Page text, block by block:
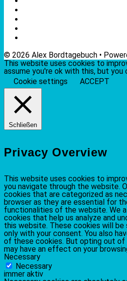
© 2026 Alex Bordtagebuch •
This website uses cookies to
assume you're ok with this, but
Cookie settings
ACCEPT
Schließen
Privacy Overview
This website uses cookies to
you navigate through the website.
cookies that are categorized as
browser as they are essential for
functionalities of the website. We
cookies that help us analyze and
this website. These cookies will be
only with your consent. You also
of these cookies. But opting out
may have an effect on your
Necessary
Necessary
immer aktiv